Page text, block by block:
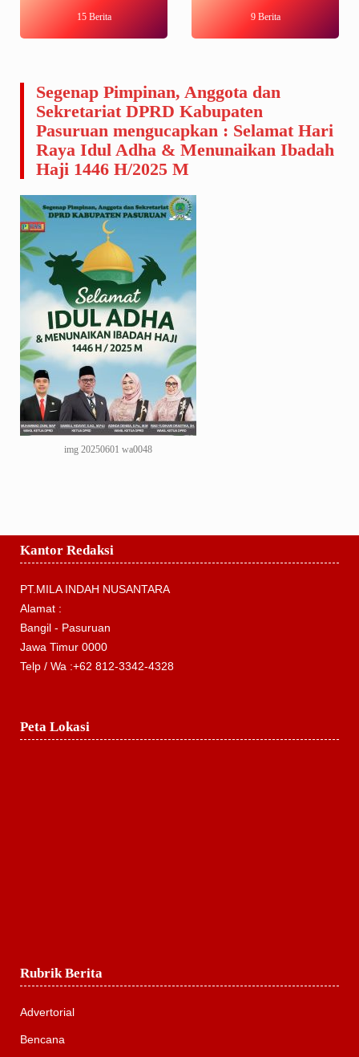
15 Berita 9 Berita
Segenap Pimpinan, Anggota dan
Sekretariat DPRD Kabupaten
Pasuruan mengucapkan : Selamat Hari
Raya Idul Adha & Menunaikan Ibadah
Haji 1446 H/2025 M
img 20250601 wa0048
Kantor Redaksi
PT.MILA INDAH NUSANTARA
Alamat :
Bangil - Pasuruan
Jawa Timur 0000
Telp / Wa :+62 812-3342-4328
Peta Lokasi
Rubrik Berita
Advertorial
Bencana